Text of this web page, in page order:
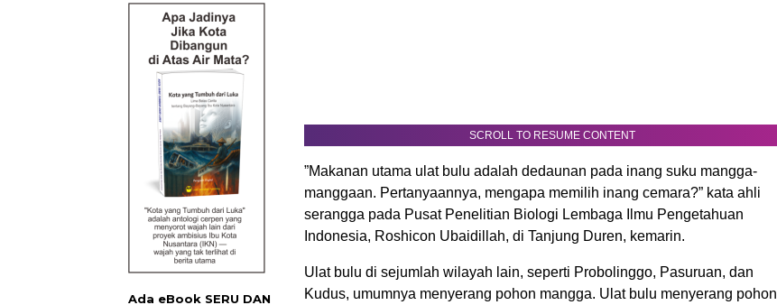
SCROLL TO RESUME CONTENT
”Makanan utama ulat bulu adalah dedaunan pada inang suku mangga-
manggaan. Pertanyaannya, mengapa memilih inang cemara?” kata ahli
serangga pada Pusat Penelitian Biologi Lembaga Ilmu Pengetahuan
Indonesia, Roshicon Ubaidillah, di Tanjung Duren, kemarin.
Ulat bulu di sejumlah wilayah lain, seperti Probolinggo, Pasuruan, dan
Kudus, umumnya menyerang pohon mangga. Ulat bulu menyerang pohon
Ada eBook SERU DAN